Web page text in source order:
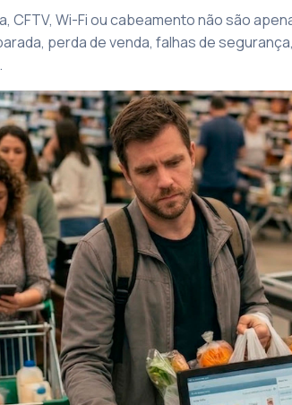
CFTV, Wi-Fi ou cabeamento não são
perda de venda, falhas de